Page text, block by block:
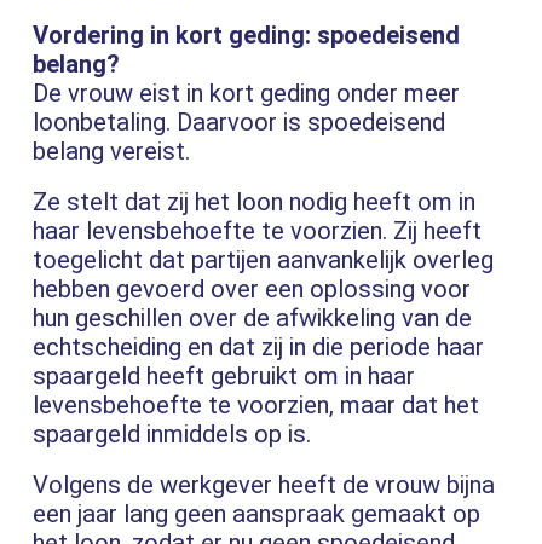
Vordering in kort geding: spoedeisend
belang?
De vrouw eist in kort geding onder meer
loonbetaling. Daarvoor is spoedeisend
belang vereist.
Ze stelt dat zij het loon nodig heeft om in
haar levensbehoefte te voorzien. Zij heeft
toegelicht dat partijen aanvankelijk overleg
hebben gevoerd over een oplossing voor
hun geschillen over de afwikkeling van de
echtscheiding en dat zij in die periode haar
spaargeld heeft gebruikt om in haar
levensbehoefte te voorzien, maar dat het
spaargeld inmiddels op is.
Volgens de werkgever heeft de vrouw bijna
een jaar lang geen aanspraak gemaakt op